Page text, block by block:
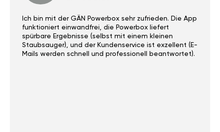
Ich bin mit der GÄN Powerbox sehr zufrieden. Die App
funktioniert einwandfrei, die Powerbox liefert
spürbare Ergebnisse (selbst mit einem kleinen
Staubsauger), und der Kundenservice ist exzellent (E-
Mails werden schnell und professionell beantwortet).